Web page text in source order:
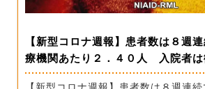
【新型コロナ週報】患者数は８週
療機関あたり２．４０人 入院者は